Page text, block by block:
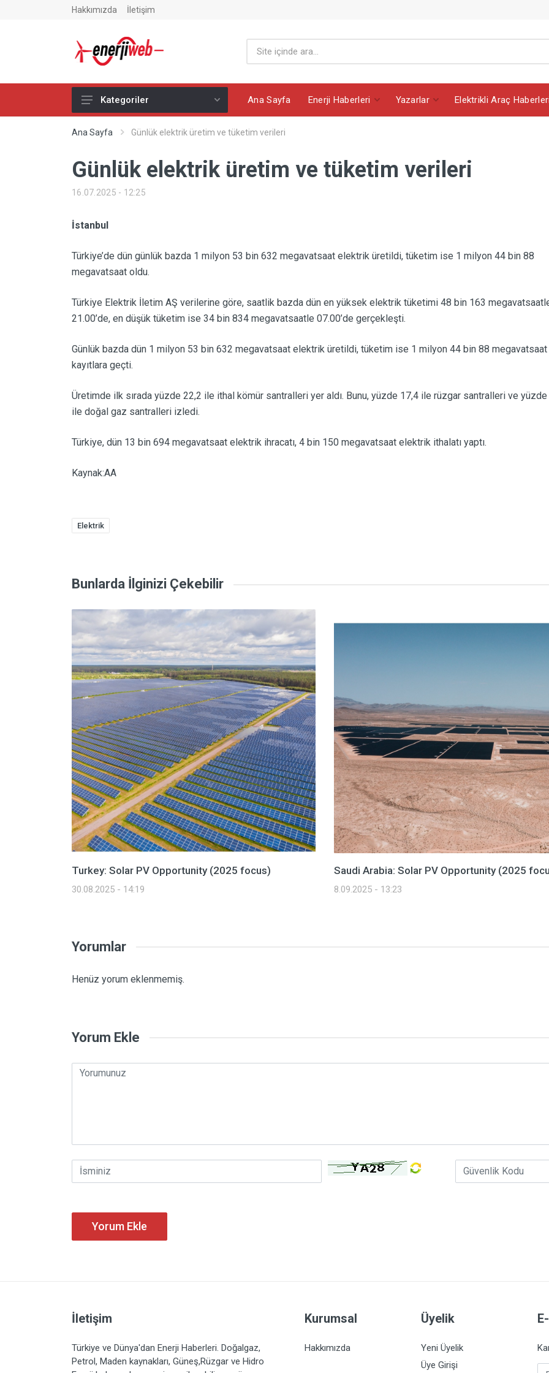
Hakkımızda İletişim
Ana Sayfa
Global Enerji Haberleri
Yazarlar
Petrol Haberleri
Güneş Enerjisi Haberleri
Rüzgar Enerjisi Haberleri
Hidroenerji Haberleri
Kategoriler Ana Sayfa Enerji Haberleri Yazarlar Elektrikli Araç
Ana Sayfa Günlük elektrik üretim ve tüketim verileri
Günlük elektrik üretim ve tüketim verileri
16.07.2025 - 12:25
İstanbul
Türkiye’de dün günlük bazda 1 milyon 53 bin 632 megavatsaat elektrik üretildi, tüketim ise 1 milyon 44 bin 88
megavatsaat oldu.
Türkiye Elektrik İletim AŞ verilerine göre, saatlik bazda dün en yüksek elektrik tüketimi 48 bin 163
21.00’de, en düşük tüketim ise 34 bin 834 megavatsaatle 07.00’de gerçekleşti.
Günlük bazda dün 1 milyon 53 bin 632 megavatsaat elektrik üretildi, tüketim ise 1 milyon 44 bin 88 megavatsaat
kayıtlara geçti.
Üretimde ilk sırada yüzde 22,2 ile ithal kömür santralleri yer aldı. Bunu, yüzde 17,4 ile rüzgar santralleri ve
ile doğal gaz santralleri izledi.
Türkiye, dün 13 bin 694 megavatsaat elektrik ihracatı, 4 bin 150 megavatsaat elektrik ithalatı yaptı.
Kaynak:AA
Elektrik
Bunlarda İlginizi Çekebilir
Turkey: Solar PV Opportunity (2025 focus)
30.08.2025 - 14:19
Saudi Arabia: Solar PV Opportunity (2025
8.09.2025 - 13:23
Yorumlar
Henüz yorum eklenmemiş.
Yorum Ekle
Yorum Ekle
İletişim
Türkiye ve Dünya'dan Enerji Haberleri. Doğalgaz,
Petrol, Maden kaynakları, Güneş,Rüzgar ve Hidro
Kurumsal
Hakkımızda
Üyelik
Yeni Üyelik
Üye Girişi